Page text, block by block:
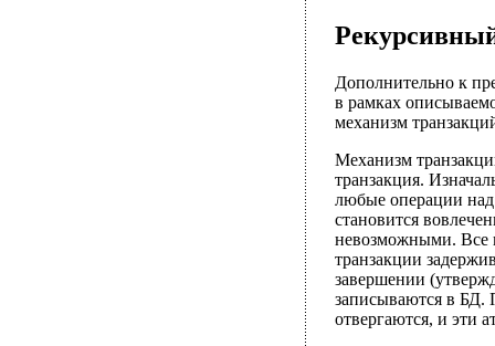
Дополнительно к
в рамках
механизм
Механизм
транзакция.
любые операции
становится
невозможными. Все
транзакции
завершении
записываются в БД.
отвергаются, и эти